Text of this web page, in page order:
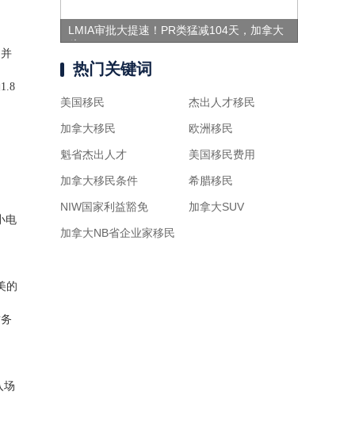
电
的
场
LMIA审批大提速！PR类猛减104天，加拿大
移
热门关键词
美国移民
加拿大移民
魁省杰出人才
加拿大移民条件
NIW国家利益豁免
加拿大NB省企业家移民
杰出人才移民
欧洲移民
美国移民费用
希腊移民
加拿大SUV